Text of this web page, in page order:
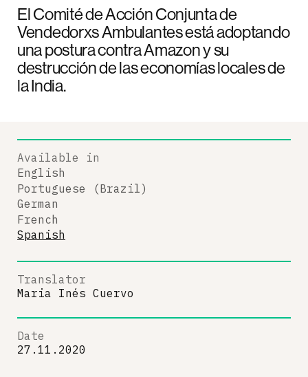
El Comité de Acción Conjunta de
Vendedorxs Ambulantes está adoptando
una postura contra Amazon y su
destrucción de las economías locales de
la India.
Available in
English
Portuguese (Brazil)
German
French
Spanish
Translator
Maria Inés Cuervo
Date
27.11.2020